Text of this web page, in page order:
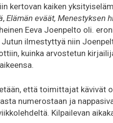
kertovan kaiken
, Elämän eväät, Menestyksen
Eeva Joenpelto oli.
ilmestyttyä niin
kuinka arvostetun
että toimittajat kävivät
numerostaan ja
Kilpailevan